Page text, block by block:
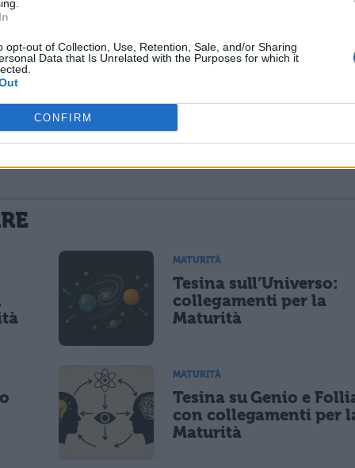
opt-out of Collection, Use, Retention, Sale, and/or Sharing
Data that Is Unrelated with the Purposes for which it
CONFIRM
cookie salvi i tuoi dati (nome, email) per il prossimo commento.
di marketing diretto con modalità automatizzate o tradizionali
MATURITÀ
Tesina sull’Universo:
collegamenti per la
Maturità
MATURITÀ
Tesina su Genio e
con collegamenti per
Maturità